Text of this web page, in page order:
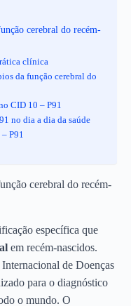
cerebral do recém-
clínica
da função cerebral do
CID 10 – P91
no dia a dia da saúde
P91
cerebral do recém-
específica que
em recém-nascidos.
de Doenças
para o diagnóstico
o mundo. O